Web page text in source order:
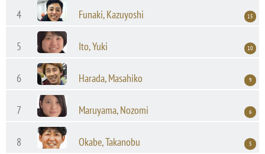
4 Funaki, Kazuyoshi 15
5 Ito, Yuki 10
6 Harada, Masahiko 9
7 Maruyama, Nozomi 6
8 Okabe, Takanobu 5